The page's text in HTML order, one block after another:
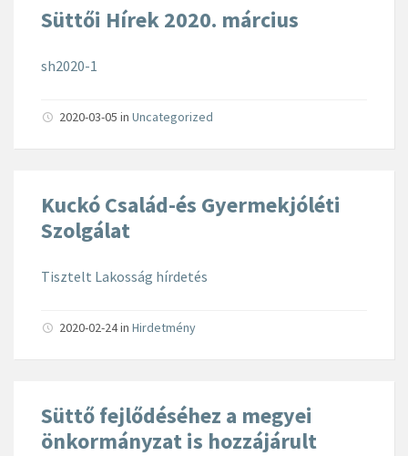
Süttői Hírek 2020. március
sh2020-1
2020-03-05 in Uncategorized
Kuckó Család-és Gyermekjóléti
Szolgálat
Tisztelt Lakosság hírdetés
2020-02-24in Hirdetmény
Süttő fejlődéséhez a megyei
önkormányzat is hozzájárult